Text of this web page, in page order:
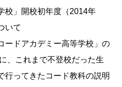
校」開校初年度（2014年
いて
ードアカデミー高等学校」の
、これまで不登校だった生
行ってきたコード教科の説明